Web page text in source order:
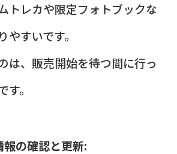
トレカや限定フォトブックな
やすいです。
は、販売開始を待つ間に行っ
。
報の確認と更新: